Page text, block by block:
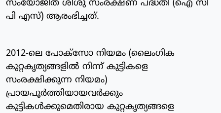
സംയോജിത ശിശു സംരക്ഷണ പദ്ധതി (ഐ സി
പി എസ്) ആരംഭിച്ചത്.
2012-ലെ പോക്‌സോ നിയമം (ലൈംഗിക
കുറ്റകൃത്യങ്ങളില്‍ നിന്ന് കുട്ടികളെ
സംരക്ഷിക്കുന്ന നിയമം)
പ്രായപൂര്‍ത്തിയായവര്‍ക്കും
കുട്ടികള്‍ക്കുമെതിരായ കുറ്റകൃത്യങ്ങളെ